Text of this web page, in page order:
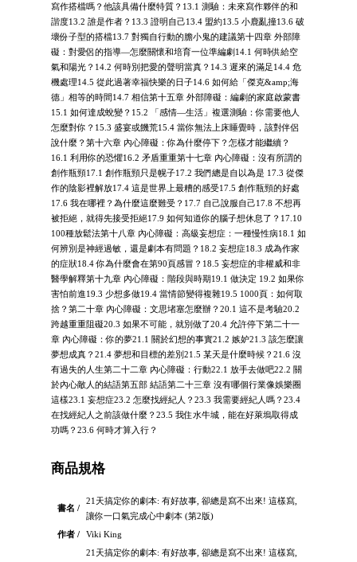
寫作搭檔嗎？他該具備什麼特質？13.1 測驗：未來寫作夥伴的和
諧度13.2 誰是作者？13.3 證明自己13.4 盟約13.5 小鹿亂撞13.6 破
壞份子型的搭檔13.7 對獨自行動的膽小鬼的建議第十四章 外部障
礙：對愛侶的指導—怎麼關懷和培育一位準編劇14.1 何時供給空
氣和陽光？14.2 何時別把愛的聲明當真？14.3 遲來的滿足14.4 危
機處理14.5 從此過著幸福快樂的日子14.6 如何給「傑克&amp;海
德」相等的時間14.7 相信第十五章 外部障礙：編劇的家庭啟蒙書
15.1 如何達成蛻變？15.2 「感情—生活」複選測驗：你需要他人
怎麼對你？15.3 盛宴或饑荒15.4 當你無法上床睡覺時，該對伴侶
說什麼？第十六章 內心障礙：你為什麼停下？怎樣才能繼續？
16.1 利用你的恐懼16.2 矛盾重重第十七章 內心障礙：沒有所謂的
創作瓶頸17.1 創作瓶頸只是幌子17.2 我們總是自以為是 17.3 從傑
作的陰影裡解放17.4 這是世界上最糟的感受17.5 創作瓶頸的好處
17.6 我在哪裡？為什麼這麼難受？17.7 自己說服自己17.8 不想再
被拒絕，就得先接受拒絕17.9 如何知道你的腦子想休息了？17.10
100種放鬆法第十八章 內心障礙：高級妄想症：一種慢性病18.1 如
何辨別是神經過敏，還是劇本有問題？18.2 妄想症18.3 成為作家
的症狀18.4 你為什麼會在第90頁感冒？18.5 妄想症的非權威和非
醫學解釋第十九章 內心障礙：階段與時期19.1 做決定 19.2 如果你
害怕前進19.3 少想多做19.4 當情節變得複雜19.5 1000頁：如何取
捨？第二十章 內心障礙：文思堵塞怎麼辦？20.1 這不是考驗20.2
跨越重重阻礙20.3 如果不可能，就別做了20.4 允許停下第二十一
章 內心障礙：你的夢21.1 關於幻想的事實21.2 嫉妒21.3 該怎麼讓
夢想成真？21.4 夢想和目標的差別21.5 某天是什麼時候？21.6 沒
有過失的人生第二十二章 內心障礙：行動22.1 放手去做吧22.2 關
於內心敵人的結語第五部 結語第二十三章 沒有哪個行業像娛樂圈
這樣23.1 妄想症23.2 怎麼找經紀人？23.3 我需要經紀人嗎？23.4
在找經紀人之前該做什麼？23.5 我住水牛城，能在好萊塢取得成
功嗎？23.6 何時才算入行？
商品規格
書名 /
21天搞定你的劇本: 有好故事, 卻總是寫不出來! 這樣寫,
讓你一口氣完成心中劇本 (第2版)
作者 /
Viki King
21天搞定你的劇本: 有好故事, 卻總是寫不出來! 這樣寫,